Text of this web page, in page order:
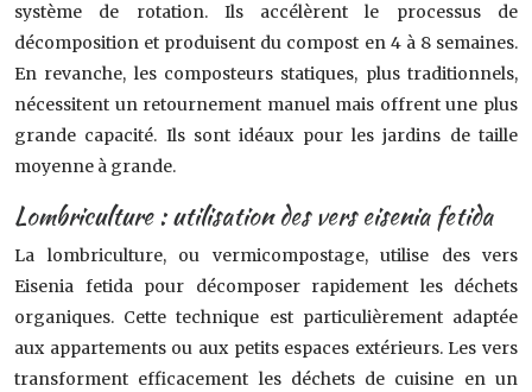
système de rotation. Ils accélèrent le processus de
décomposition et produisent du compost en 4 à 8 semaines.
En revanche, les composteurs statiques, plus traditionnels,
nécessitent un retournement manuel mais offrent une plus
grande capacité. Ils sont idéaux pour les jardins de taille
moyenne à grande.
Lombriculture : utilisation des vers eisenia fetida
La lombriculture, ou vermicompostage, utilise des vers
Eisenia fetida pour décomposer rapidement les déchets
organiques. Cette technique est particulièrement adaptée
aux appartements ou aux petits espaces extérieurs. Les vers
transforment efficacement les déchets de cuisine en un